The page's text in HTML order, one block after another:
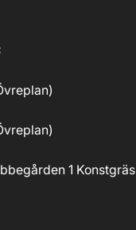
1 Konstgräs